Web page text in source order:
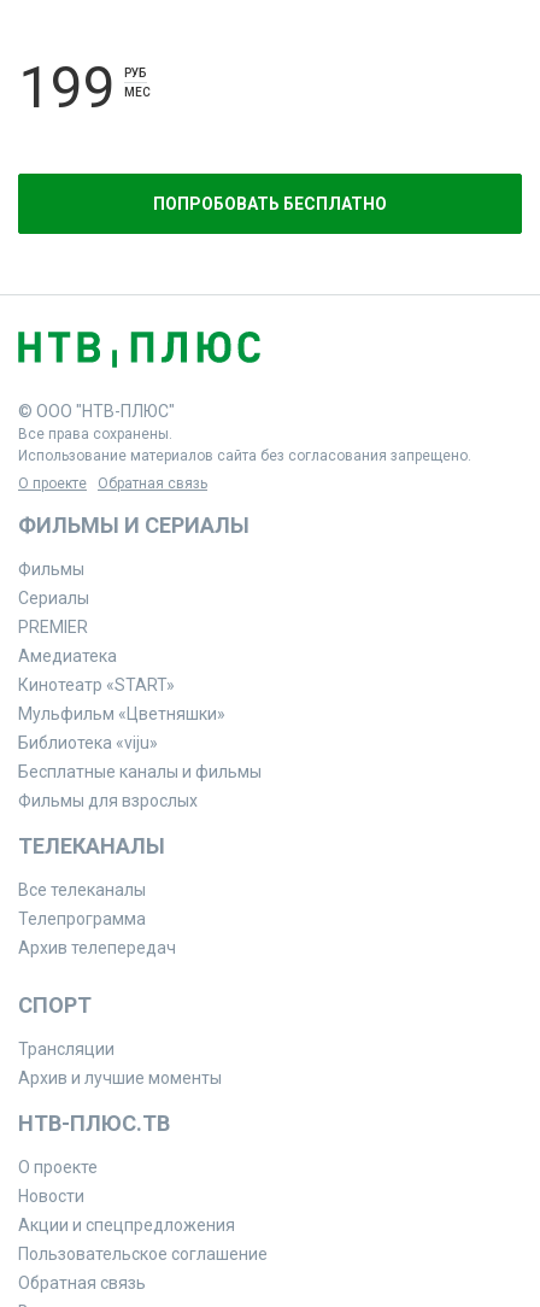
199
РУБ
МЕС
ПОПРОБОВАТЬ БЕСПЛАТНО
© ООО "НТВ-ПЛЮС"
Все права сохранены.
Использование материалов сайта без согласования запрещено.
О проекте
Обратная связь
ФИЛЬМЫ И СЕРИАЛЫ
Фильмы
Сериалы
PREMIER
Амедиатека
Кинотеатр «START»
Мульфильм «Цветняшки»
Библиотека «viju»
Бесплатные каналы и фильмы
Фильмы для взрослых
ТЕЛЕКАНАЛЫ
Все телеканалы
Телепрограмма
Архив телепередач
СПОРТ
Трансляции
Архив и лучшие моменты
НТВ-ПЛЮС.ТВ
О проекте
Новости
Акции и спецпредложения
Пользовательское соглашение
Обратная связь